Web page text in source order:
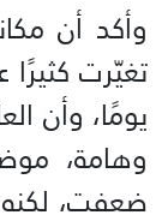
وأكد أن
تغيّرت
يومًا، وأن
وهامة،
ضعفت،